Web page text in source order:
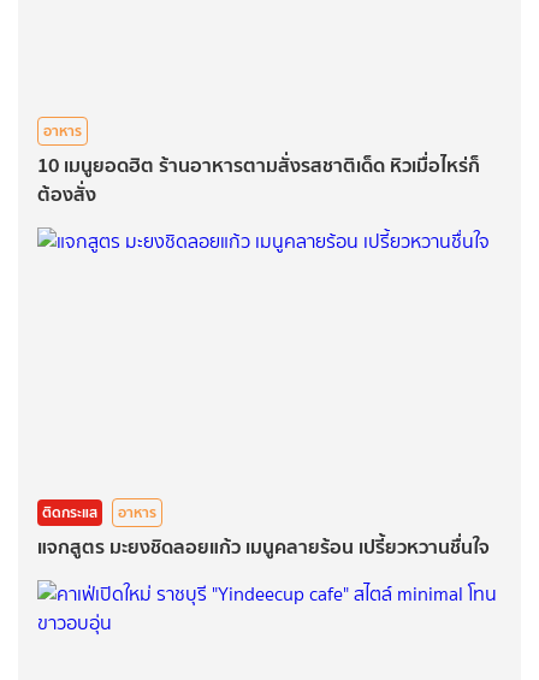
อาหาร
10 เมนูยอดฮิต ร้านอาหารตามสั่งรสชาติเด็ด หิวเมื่อไหร่ก็
ต้องสั่ง
ติดกระแส อาหาร
แจกสูตร มะยงชิดลอยแก้ว เมนูคลายร้อน เปรี้ยวหวานชื่นใจ